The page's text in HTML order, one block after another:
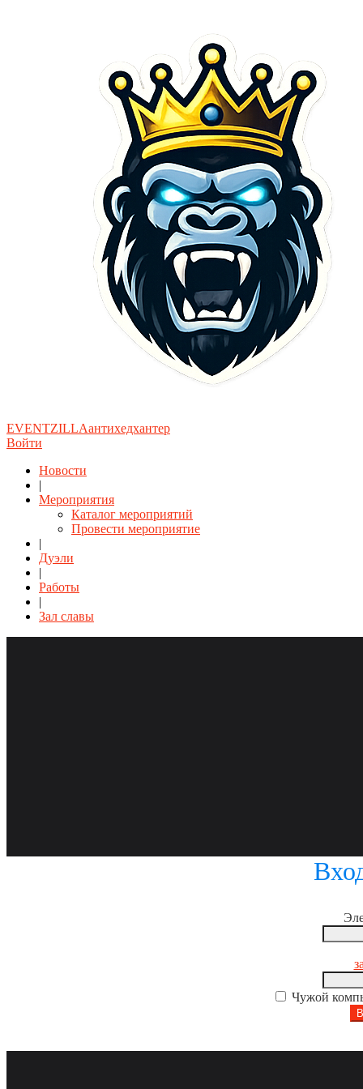
EVENTZILLAантихедхантер
Войти
Новости
|
Мероприятия
Каталог мероприятий
Провести мероприятие
|
Дуэли
|
Работы
|
Зал славы
Чужой